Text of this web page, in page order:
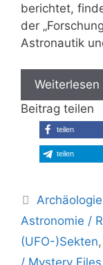
berichtet,
der
Astronautik
Beitrag teilen
teilen
teilen
Kategorien
Astronomie /
(UFO-)Sekten,